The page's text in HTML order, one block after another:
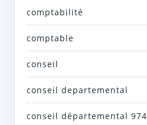
comptabilité
comptable
conseil
conseil departemental
conseil départemental 974